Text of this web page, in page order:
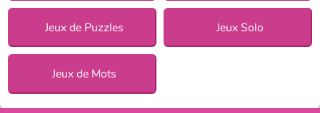
Jeux de Puzzles Jeux Solo
Jeux de Mots